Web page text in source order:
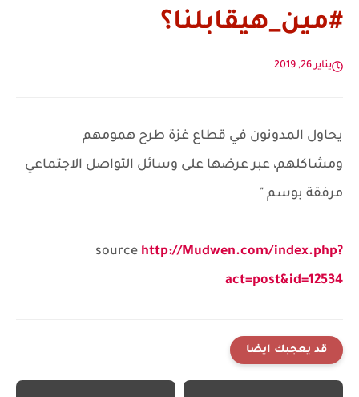
#مين_هيقابلنا؟
يناير 26, 2019
يحاول المدونون في قطاع غزة طرح همومهم
ومشاكلهم، عبر عرضها على وسائل التواصل الاجتماعي
مرفقة بوسم "
source http://Mudwen.com/index.php?
act=post&id=12534
قد يعجبك ايضا